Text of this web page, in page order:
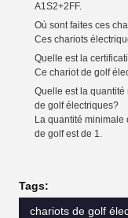
A1S2+2FF.
Où sont faites ces
Ces chariots
Quelle est la
Ce chariot de golf
Quelle est la
de golf électriques?
La quantité
de golf est de 1.
Tags:
chariots de golf